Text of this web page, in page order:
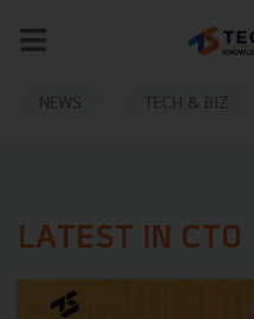
NEWS TECH & BIZ
LATEST IN CTO